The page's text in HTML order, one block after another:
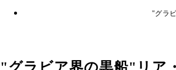
"グラ
"グラビア界の黒船"リア